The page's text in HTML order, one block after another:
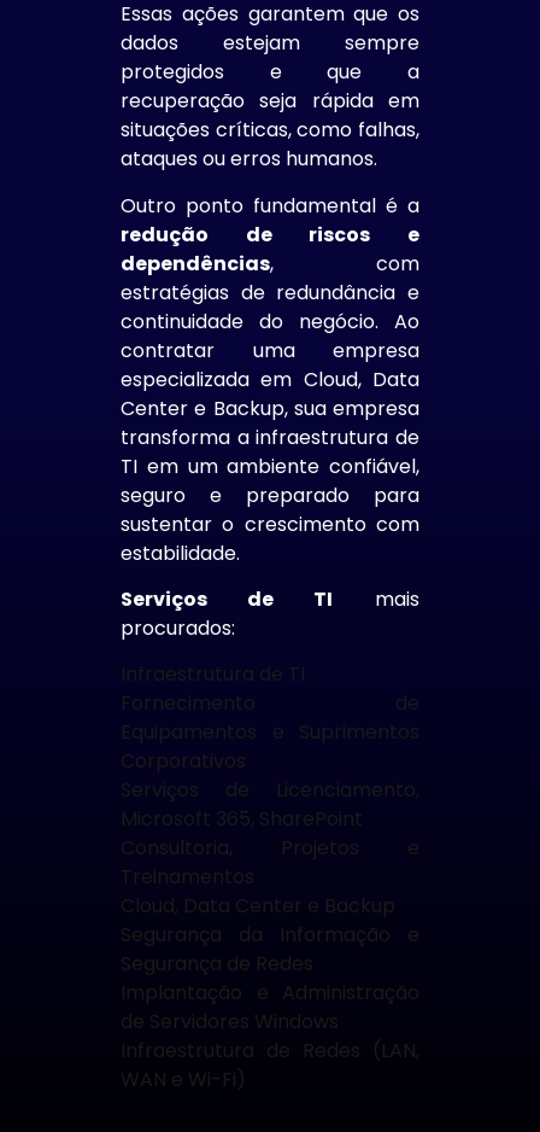
Essas ações garantem que os
dados estejam sempre
protegidos e que a
recuperação seja rápida em
situações críticas, como falhas,
ataques ou erros humanos.
Outro ponto fundamental é a
redução de riscos e
dependências, com
estratégias de redundância e
continuidade do negócio. Ao
contratar uma empresa
especializada em Cloud, Data
Center e Backup, sua empresa
transforma a infraestrutura de
TI em um ambiente confiável,
seguro e preparado para
sustentar o crescimento com
estabilidade.
Serviços de TI mais
procurados:
Infraestrutura de TI
Fornecimento de
Equipamentos e Suprimentos
Corporativos
Serviços de Licenciamento,
Microsoft 365, SharePoint
Consultoria, Projetos e
Treinamentos
Cloud, Data Center e Backup
Segurança da Informação e
Segurança de Redes
Implantação e Administração
de Servidores Windows
Infraestrutura de Redes (LAN,
WAN e Wi-Fi)